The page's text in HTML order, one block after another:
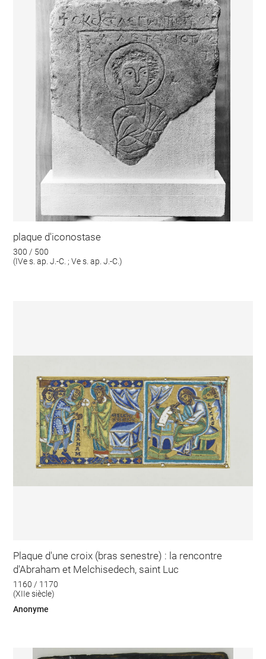
plaque d'iconostase
300 / 500
(IVe s. ap. J.-C. ; Ve s. ap. J.-C.)
Plaque d'une croix (bras senestre) : la rencontre
d'Abraham et Melchisedech, saint Luc
1160 / 1170
(XIIe siècle)
Anonyme